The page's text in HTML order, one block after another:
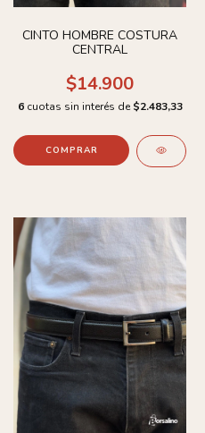
CINTO HOMBRE COSTURA
CENTRAL
$14.900
6 cuotas sin interés de $2.483,33
COMPRAR